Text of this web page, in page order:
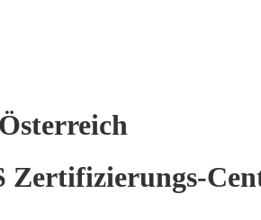
Zertifizierungs-